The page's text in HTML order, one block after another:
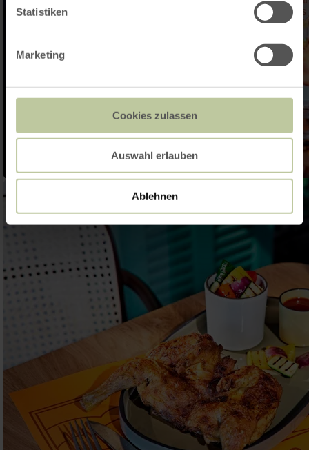
Statistiken
Marketing
Cookies zulassen
Auswahl erlauben
Ablehnen